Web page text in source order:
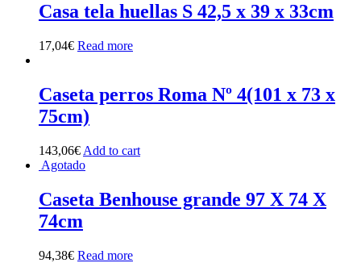
Casa tela huellas S 42,5 x 39 x 33cm
17,04€ Read more
Caseta perros Roma Nº 4(101 x 73 x
75cm)
143,06€ Add to cart
Agotado
Caseta Benhouse grande 97 X 74 X
74cm
94,38€ Read more